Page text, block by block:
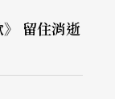
风流寡
风情万种之
留住消逝